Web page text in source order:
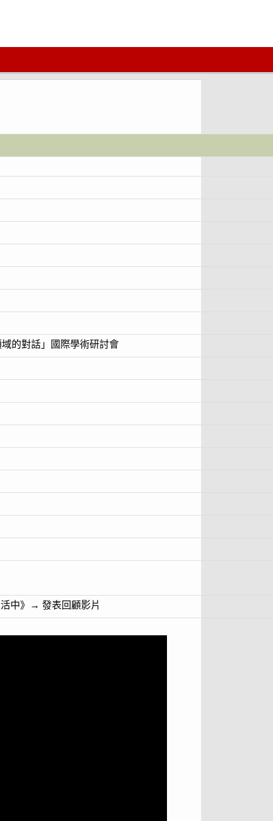
的對話」國際學術研討會
中》 →發表回顧影片